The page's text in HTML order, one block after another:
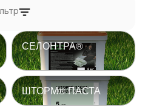
СЕЛОНТРА®
ШТОРМ® ПАСТА